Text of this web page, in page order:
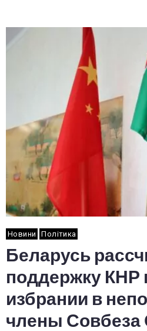
Новини Політика
Беларусь
поддержку КНР
избрании в
члены